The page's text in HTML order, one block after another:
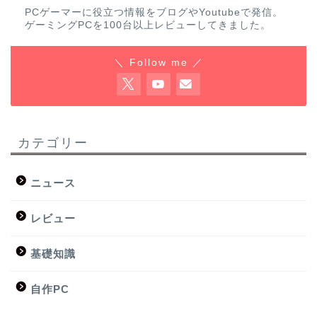
PCゲーマーに役立つ情報をブログやYoutubeで発信。
ゲーミングPCを100台以上レビューしてきました。
＼ Follow me ／
カテゴリー
ニュース
レビュー
基礎知識
自作PC